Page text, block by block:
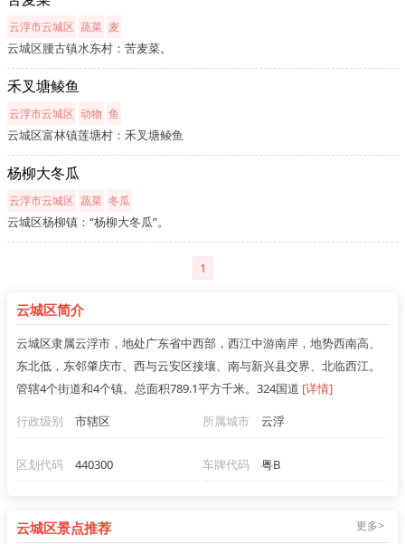
云浮市云城区 蔬菜 麦
云城区腰古镇水东村：苦麦菜。
禾叉塘鲮鱼
云浮市云城区 动物 鱼
云城区富林镇莲塘村：禾叉塘鲮鱼
杨柳大冬瓜
云浮市云城区 蔬菜 冬瓜
云城区杨柳镇：“杨柳大冬瓜”。
1
云城区简介
云城区隶属云浮市，地处广东省中西部，西江中游南岸，地势西南高、
东北低，东邻肇庆市、西与云安区接壤、南与新兴县交界、北临西江。
管辖4个街道和4个镇。总面积789.1平方千米。324国道 [详情]
行政级别
市辖区 所属城市 云浮
区划代码 440300 车牌代码 粤B
云城区景点推荐 更多>